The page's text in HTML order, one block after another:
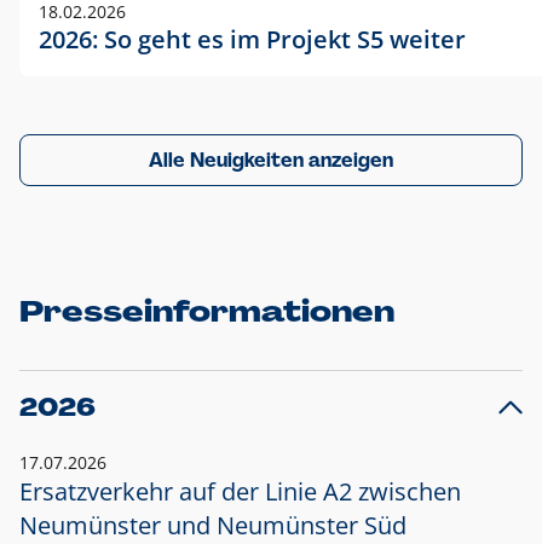
18.02.2026
2026: So geht es im Projekt S5 weiter
Alle Neuigkeiten anzeigen
Presseinformationen
2026
17.07.2026
Ersatzverkehr auf der Linie A2 zwischen
Neumünster und Neumünster Süd